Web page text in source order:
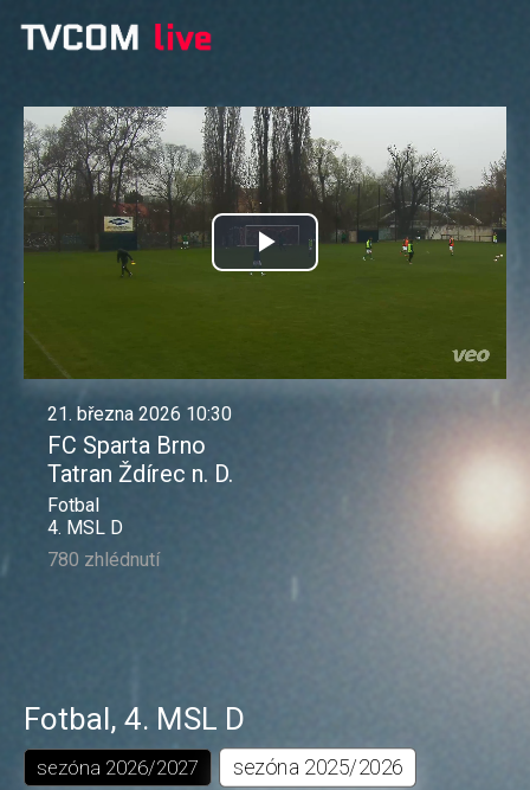
Přehrát
21. března 2026 10:30
FC Sparta Brno
Tatran Ždírec n. D.
Fotbal
4. MSL D
780 zhlédnutí
Fotbal, 4. MSL D
sezóna 2026/2027 sezóna 2025/2026